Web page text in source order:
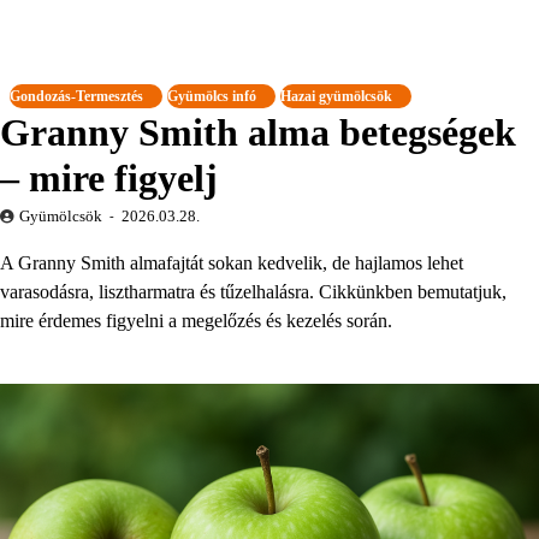
Gondozás-Termesztés Gyümölcs infó Hazai gyümölcsök
Granny Smith alma betegségek
– mire figyelj
Gyümölcsök 2026.03.28.
A Granny Smith almafajtát sokan kedvelik, de hajlamos lehet
varasodásra, lisztharmatra és tűzelhalásra. Cikkünkben bemutatjuk,
mire érdemes figyelni a megelőzés és kezelés során.